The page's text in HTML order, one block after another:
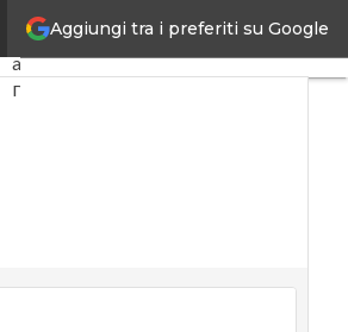
Aggiungi tra i preferiti su Google
Ultimi
articoli
Digital
Digitale